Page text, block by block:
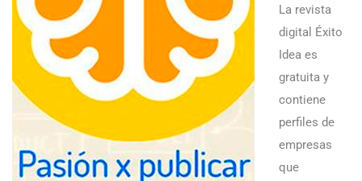
La revista
digital Éxito
Idea es
gratuita y
contiene
perfiles de
empresas
que